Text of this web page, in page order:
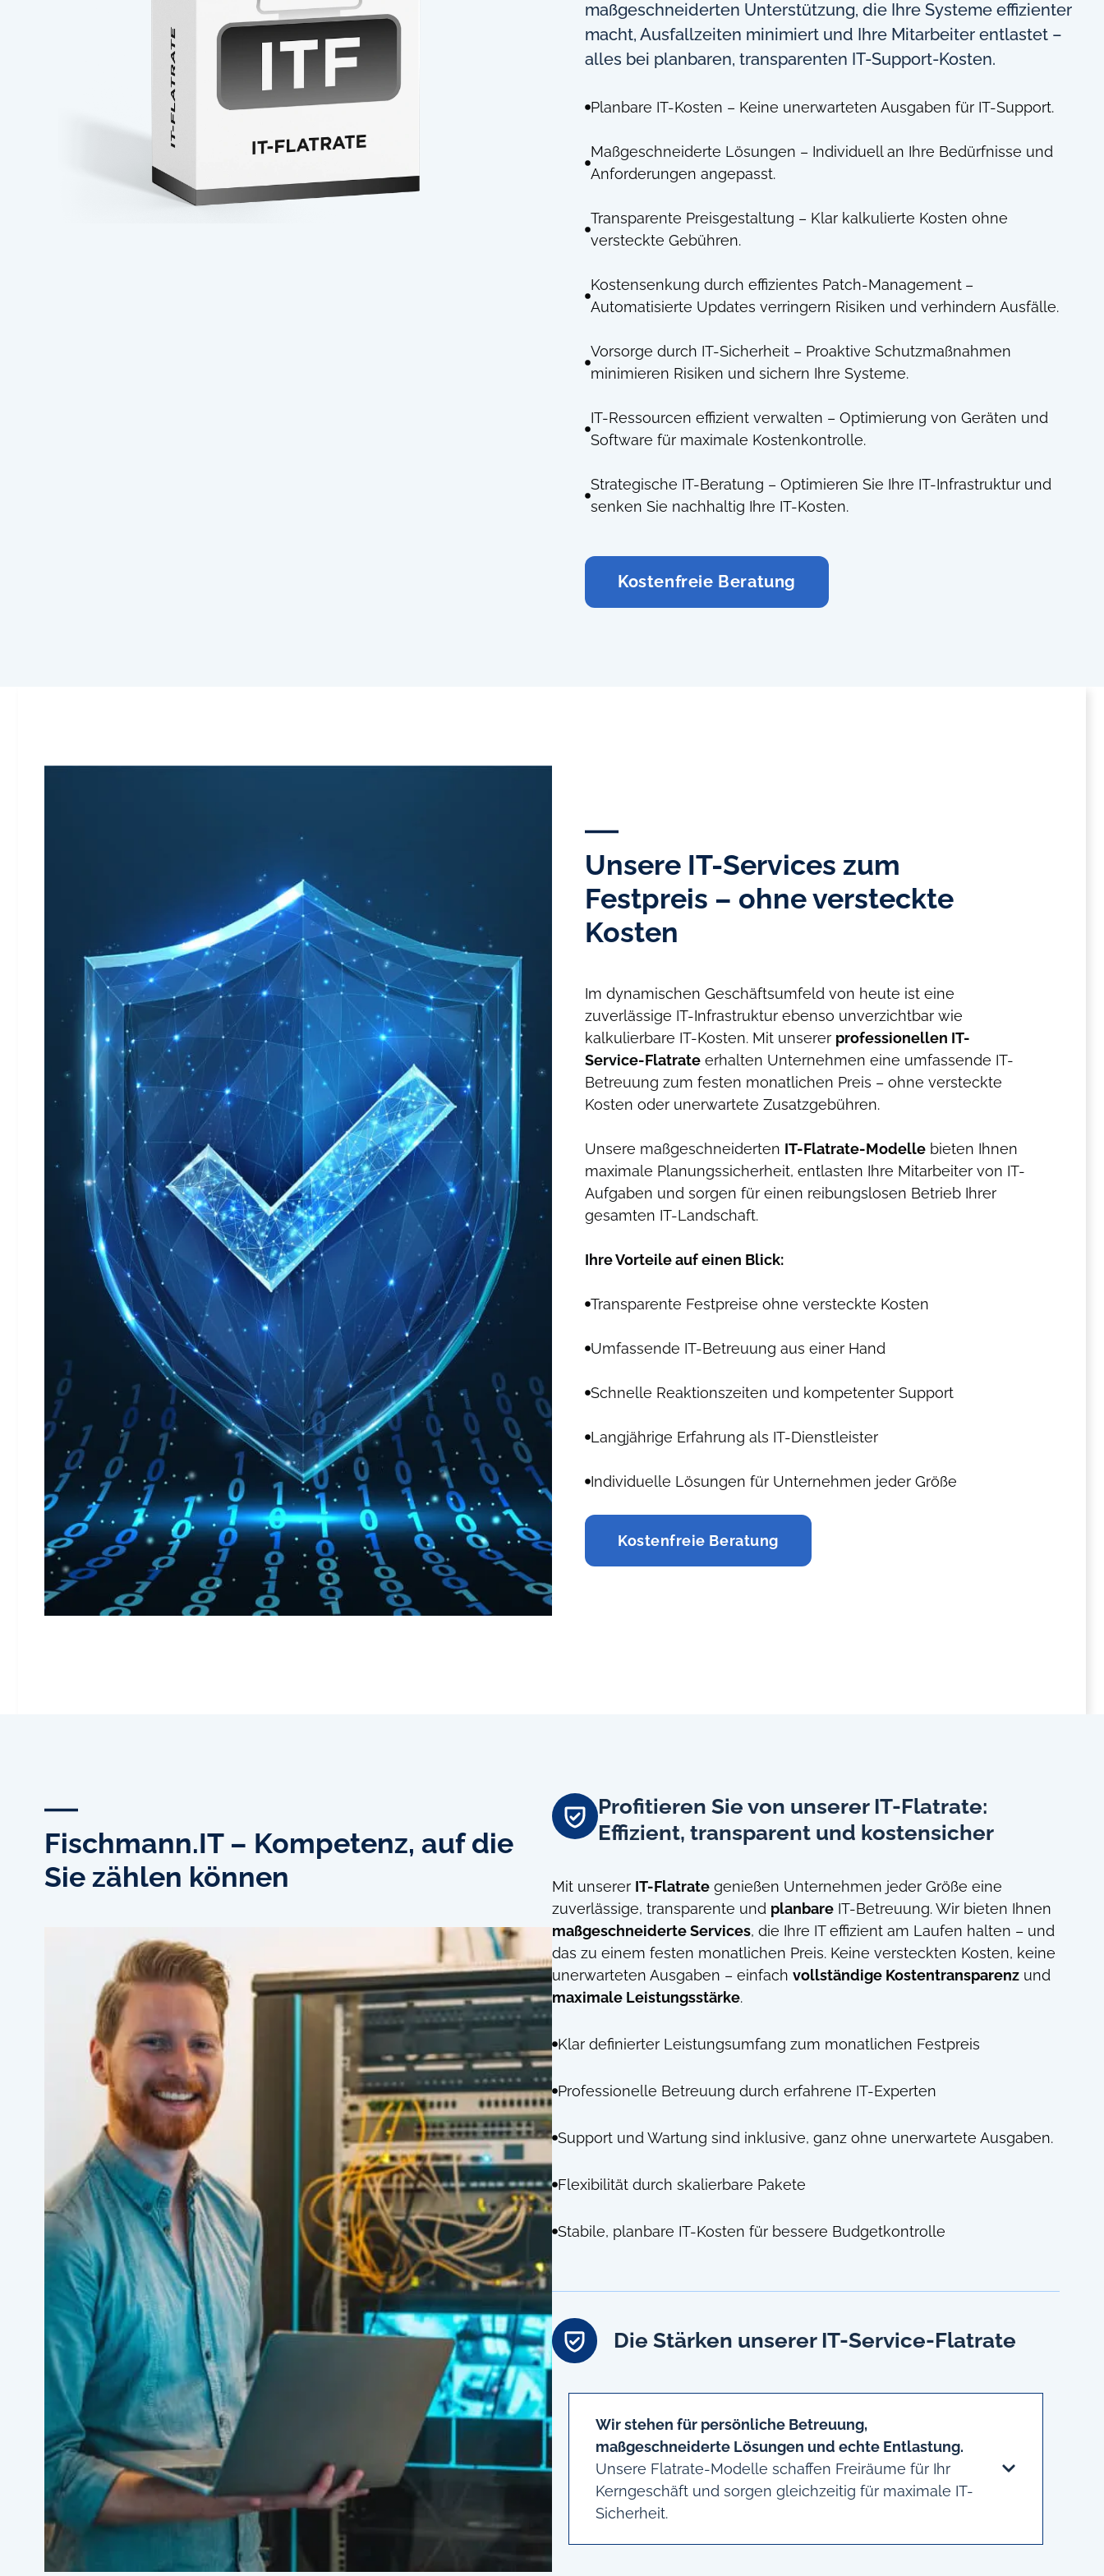
maßgeschneiderten Unterstützung, die Ihre Systeme effizienter
macht, Ausfallzeiten minimiert und Ihre Mitarbeiter entlastet –
alles bei planbaren, transparenten IT-Support-Kosten.
Planbare IT-Kosten – Keine unerwarteten Ausgaben für IT-Support.
Maßgeschneiderte Lösungen – Individuell an Ihre Bedürfnisse und
Anforderungen angepasst.
Transparente Preisgestaltung – Klar kalkulierte Kosten ohne
versteckte Gebühren.
Kostensenkung durch effizientes Patch-Management –
Automatisierte Updates verringern Risiken und verhindern Ausfälle.
Vorsorge durch IT-Sicherheit – Proaktive Schutzmaßnahmen
minimieren Risiken und sichern Ihre Systeme.
IT-Ressourcen effizient verwalten – Optimierung von Geräten und
Software für maximale Kostenkontrolle.
Strategische IT-Beratung – Optimieren Sie Ihre IT-Infrastruktur und
senken Sie nachhaltig Ihre IT-Kosten.
Kostenfreie Beratung
Unsere IT-Services zum
Festpreis – ohne versteckte
Kosten
Im dynamischen Geschäftsumfeld von heute ist eine
zuverlässige IT-Infrastruktur ebenso unverzichtbar wie
kalkulierbare IT-Kosten. Mit unserer professionellen IT-
Service-Flatrate erhalten Unternehmen eine umfassende IT-
Betreuung zum festen monatlichen Preis – ohne versteckte
Kosten oder unerwartete Zusatzgebühren.
Unsere maßgeschneiderten IT-Flatrate-Modelle bieten Ihnen
maximale Planungssicherheit, entlasten Ihre Mitarbeiter von IT-
Aufgaben und sorgen für einen reibungslosen Betrieb Ihrer
gesamten IT-Landschaft.
Ihre Vorteile auf einen Blick:
Transparente Festpreise ohne versteckte Kosten
Umfassende IT-Betreuung aus einer Hand
Schnelle Reaktionszeiten und kompetenter Support
Langjährige Erfahrung als IT-Dienstleister
Individuelle Lösungen für Unternehmen jeder Größe
Kostenfreie Beratung
Fischmann.IT – Kompetenz, auf die
Sie zählen können
Profitieren Sie von unserer IT-Flatrate:
Effizient, transparent und kostensicher
Mit unserer IT-Flatrate genießen Unternehmen jeder Größe eine
zuverlässige, transparente und planbare IT-Betreuung. Wir bieten Ihnen
maßgeschneiderte Services, die Ihre IT effizient am Laufen halten – und
das zu einem festen monatlichen Preis. Keine versteckten Kosten, keine
unerwarteten Ausgaben – einfach vollständige Kostentransparenz und
maximale Leistungsstärke.
Klar definierter Leistungsumfang zum monatlichen Festpreis
Professionelle Betreuung durch erfahrene IT-Experten
Support und Wartung sind inklusive, ganz ohne unerwartete Ausgaben.
Flexibilität durch skalierbare Pakete
Stabile, planbare IT-Kosten für bessere Budgetkontrolle
Die Stärken unserer IT-Service-Flatrate
Wir stehen für persönliche Betreuung,
maßgeschneiderte Lösungen und echte Entlastung.
Unsere Flatrate-Modelle schaffen Freiräume für Ihr
Kerngeschäft und sorgen gleichzeitig für maximale IT-
Sicherheit.